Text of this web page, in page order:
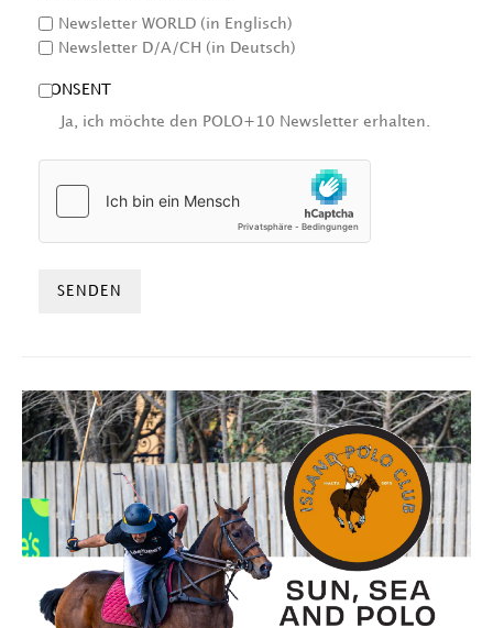
Newsletter WORLD (in Englisch)
Newsletter D/A/CH (in Deutsch)
CONSENT
Ja, ich möchte den POLO+10 Newsletter erhalten.